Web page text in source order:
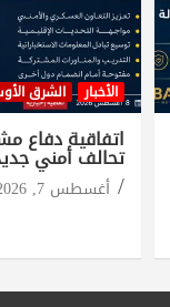
الأخبار الشرق
اتفاقية دفاع
تحالف أمني
أغسطس 7, 2026